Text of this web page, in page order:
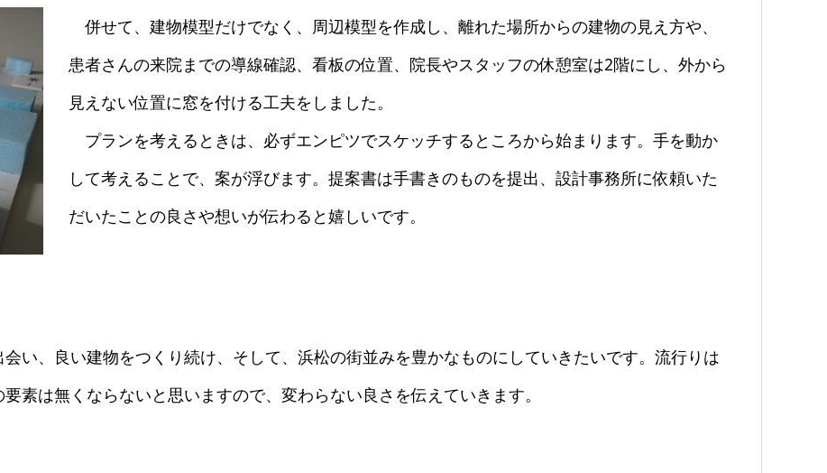
併せて、建物模型だけでなく、周辺模型を作成し、離れた場所からの建物の見え方や、
患者さんの来院までの導線確認、看板の位置、院長やスタッフの休憩室は2階にし、外から
見えない位置に窓を付ける工夫をしました。
プランを考えるときは、必ずエンピツでスケッチするところから始まります。手を動か
して考えることで、案が浮びます。提案書は手書きのものを提出、設計事務所に依頼いた
だいたことの良さや想いが伝わると嬉しいです。
い、良い建物をつくり続け、そして、浜松の街並みを豊かなものにしていきたいです。流行りは
素は無くならないと思いますので、変わらない良さを伝えていきます。